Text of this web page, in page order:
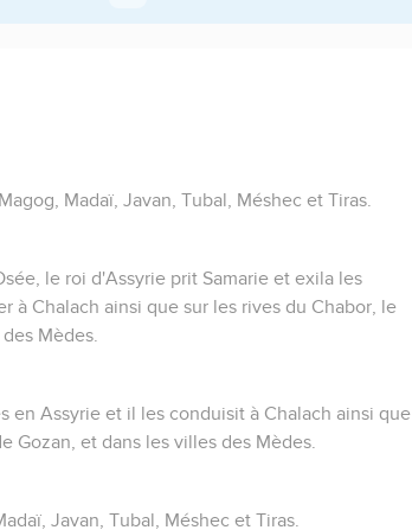
Madaï, Javan, Tubal, Méshec et Tiras.
le roi d'Assyrie prit Samarie et exila les
à Chalach ainsi que sur les rives du Chabor, le
Mèdes.
en Assyrie et il les conduisit à Chalach ainsi que
Gozan, et dans les villes des Mèdes.
Javan, Tubal, Méshec et Tiras.